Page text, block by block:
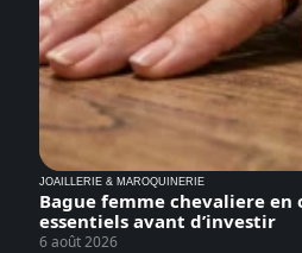
JOAILLERIE & MAROQUINERIE
Bague femme chevaliere en
essentiels avant d’investir
6 août 2026